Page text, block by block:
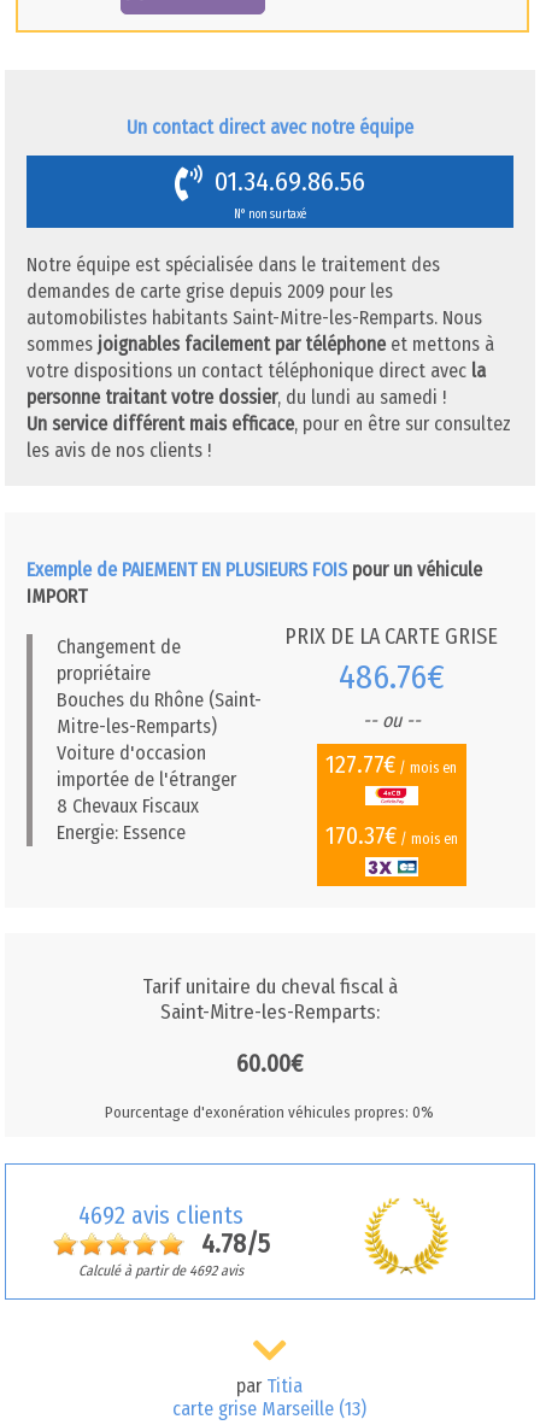
Un contact direct avec notre équipe
01.34.69.86.56
N° non surtaxé
Notre équipe est spécialisée dans le traitement des
demandes de carte grise depuis 2009 pour les
automobilistes habitants Saint-Mitre-les-Remparts. Nous
sommes joignables facilement par téléphone et mettons à
votre dispositions un contact téléphonique direct avec la
personne traitant votre dossier, du lundi au samedi !
Un service différent mais efficace, pour en être sur consultez
les avis de nos clients !
Exemple de PAIEMENT EN PLUSIEURS FOIS pour un véhicule
IMPORT
Changement de
propriétaire
Bouches du Rhône (Saint-
Mitre-les-Remparts)
Voiture d'occasion
importée de l'étranger
8 Chevaux Fiscaux
Energie: Essence
PRIX DE LA CARTE GRISE
486.76€
-- ou --
127.77€ / mois en
170.37€/ mois en
Tarif unitaire du cheval fiscal à
Saint-Mitre-les-Remparts:
60.00€
Pourcentage d'exonération véhicules propres: 0%
4692 avis clients
4.78/5
Calculé à partir de 4692 avis
par Titia
carte grise Marseille (13)